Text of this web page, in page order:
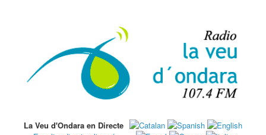
La Veu d'Ondara en Directe